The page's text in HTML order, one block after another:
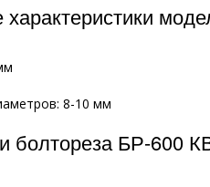
характеристики
8-10 мм
болтореза БР-600